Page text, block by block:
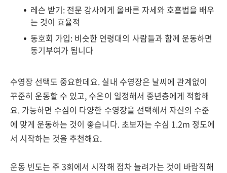
레슨 받기: 전문 강사에게 올바른 자세와 호흡법을 배우
는 것이 효율적
동호회 가입: 비슷한 연령대의 사람들과 함께 운동하면
동기부여가 됩니다
수영장 선택도 중요한데요. 실내 수영장은 날씨에 관계없이
꾸준히 운동할 수 있고, 수온이 일정해서 중년층에게 적합해
요. 가능하면 수심이 다양한 수영장을 선택해서 자신의 수준
에 맞게 운동하는 것이 좋습니다. 초보자는 수심 1.2m 정도에
서 시작하는 것을 추천해요.
운동 빈도는 주 3회에서 시작해 점차 늘려가는 것이 바람직해